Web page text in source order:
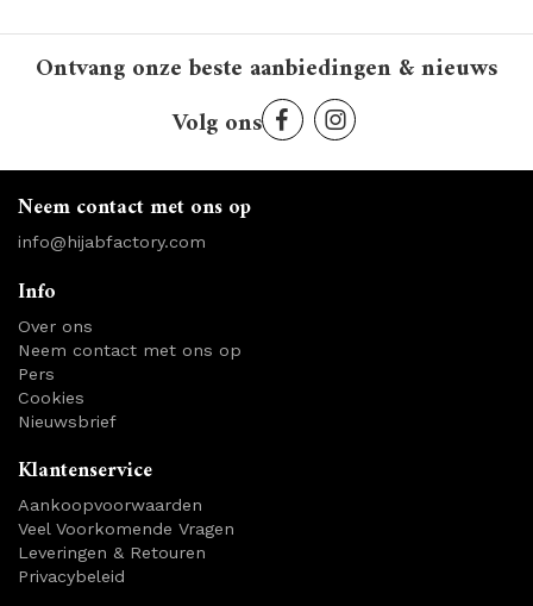
Ontvang onze beste aanbiedingen & nieuws
Volg ons
Neem contact met ons op
info@hijabfactory.com
Info
Over ons
Neem contact met ons op
Pers
Cookies
Nieuwsbrief
Klantenservice
Aankoopvoorwaarden
Veel Voorkomende Vragen
Leveringen & Retouren
Privacybeleid